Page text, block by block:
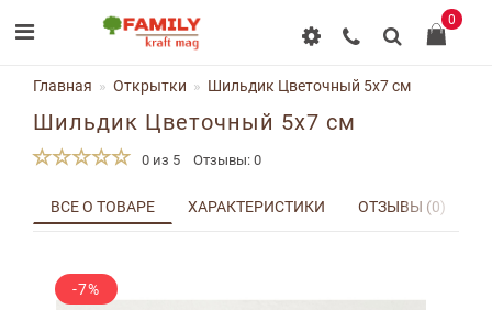
0
Главная Открытки Шильдик Цветочный 5x7 см
Шильдик Цветочный 5x7 см
0 из 5 Отзывы: 0
ВСЕ О ТОВАРЕ ХАРАКТЕРИСТИКИ ОТЗЫВЫ (0)
-7%